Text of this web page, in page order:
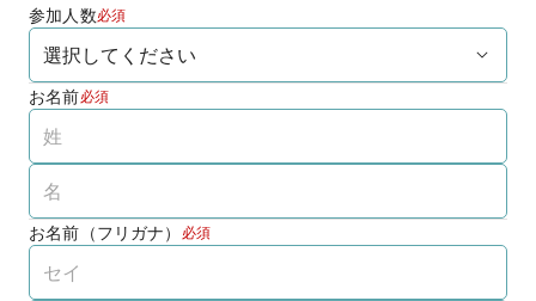
参加人数必須
お名前必須
お名前（フリガナ） 必須